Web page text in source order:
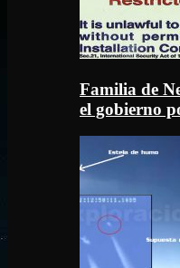
Familia de
el gobierno